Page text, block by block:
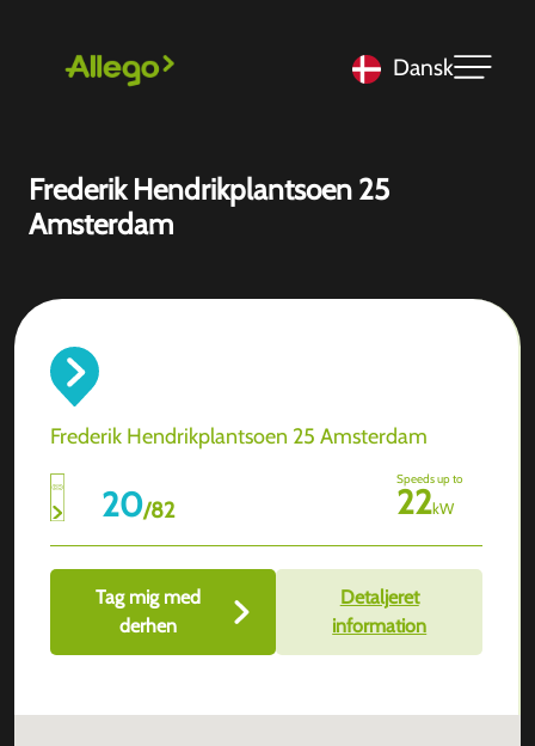
Dansk
Frederik Hendrikplantsoen 25
Amsterdam
Frederik Hendrikplantsoen 25 Amsterdam
20/82
Speeds up to
22kW
Tag mig med
derhen
Detaljeret
information